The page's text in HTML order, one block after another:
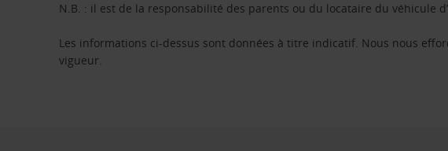
N.B. : il est de la responsabilité des parents ou du locataire du véhicule
Les informations ci-dessus sont données à titre indicatif. Nous nous
vigueur.